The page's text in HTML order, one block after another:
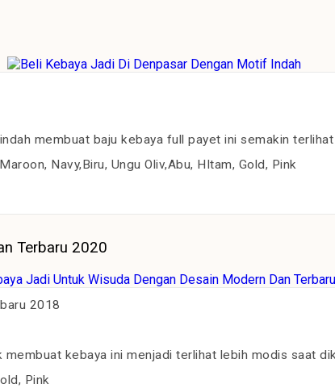
membuat baju kebaya full payet ini semakin
Navy,Biru, Ungu Oliv,Abu, HItam, Gold, Pink
Terbaru 2020
2018
kebaya ini menjadi terlihat lebih modis saat
Pink